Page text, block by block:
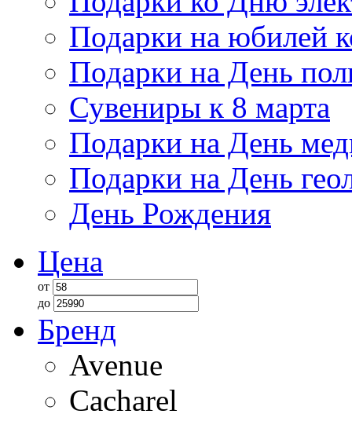
Подарки на юбилей
Подарки на День
Сувениры к 8 марта
Подарки на День
Подарки на День
День Рождения
Цена
от
до
Бренд
Avenue
Cacharel